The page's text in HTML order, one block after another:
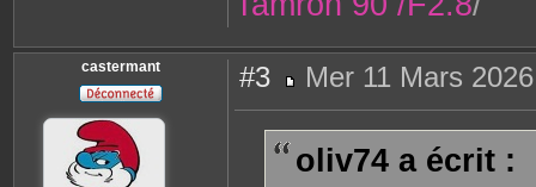
castermant #3
e
g
Mer 11 Mars
oliv74 a écrit :